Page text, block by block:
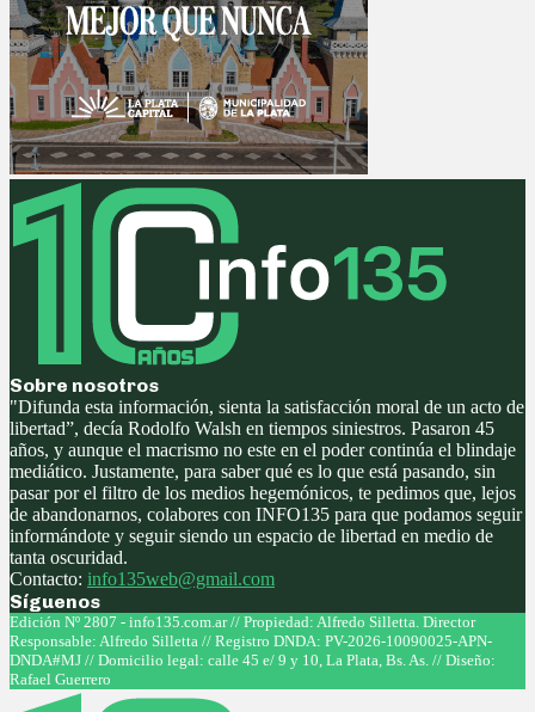
Sobre nosotros
"Difunda esta información, sienta la satisfacción moral de un acto de
libertad”, decía Rodolfo Walsh en tiempos siniestros. Pasaron 45
años, y aunque el macrismo no este en el poder continúa el blindaje
mediático. Justamente, para saber qué es lo que está pasando, sin
pasar por el filtro de los medios hegemónicos, te pedimos que, lejos
de abandonarnos, colabores con INFO135 para que podamos seguir
informándote y seguir siendo un espacio de libertad en medio de
tanta oscuridad.
Contacto: info135web@gmail.com
Síguenos
Facebook
Twitter
Instagram
Youtube
Edición Nº 2807 - info135.com.ar // Propiedad: Alfredo Silletta. Director
Responsable: Alfredo Silletta // Registro DNDA: PV-2026-10090025-APN-
DNDA#MJ // Domicilio legal: calle 45 e/ 9 y 10, La Plata, Bs. As. // Diseño:
Rafael Guerrero